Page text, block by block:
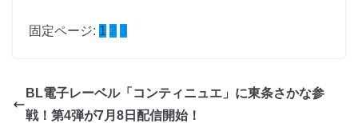
固定ページ: 1 2 3
BL電子レーベル「コンティニュエ」に東条さかな参
戦！第4弾が7月8日配信開始！